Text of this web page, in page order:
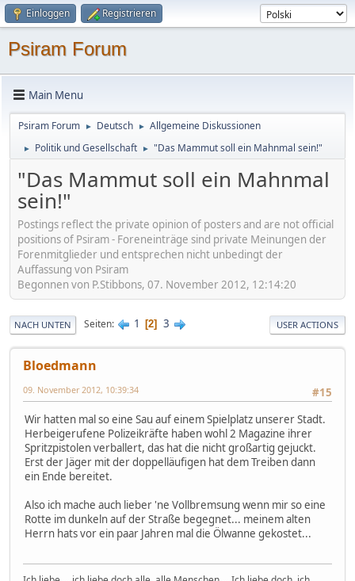
Einloggen Registrieren
Psiram Forum
Main Menu
Psiram Forum ► Deutsch ► Allgemeine Diskussionen
► Politik und Gesellschaft ► "Das Mammut soll ein Mahnmal sein!"
"Das Mammut soll ein Mahnmal
sein!"
Postings reflect the private opinion of posters and are not official
positions of Psiram - Foreneinträge sind private Meinungen der
Forenmitglieder und entsprechen nicht unbedingt der
Auffassung von Psiram
Begonnen von P.Stibbons, 07. November 2012, 12:14:20
NACH UNTEN Seiten 1 2 3 USER ACTIONS
Bloedmann
#15
09. November 2012, 10:39:34
Wir hatten mal so eine Sau auf einem Spielplatz unserer Stadt.
Herbeigerufene Polizeikräfte haben wohl 2 Magazine ihrer
Spritzpistolen verballert, das hat die nicht großartig gejuckt.
Erst der Jäger mit der doppelläufigen hat dem Treiben dann
ein Ende bereitet.
Also ich mache auch lieber 'ne Vollbremsung wenn mir so eine
Rotte im dunkeln auf der Straße begegnet... meinem alten
Herrn hats vor ein paar Jahren mal die Ölwanne gekostet...